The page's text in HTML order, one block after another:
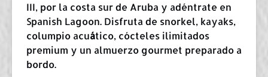
III, por la costa sur de Aruba y adéntrate en
Spanish Lagoon. Disfruta de snorkel, kayaks,
columpio acuático, cócteles ilimitados
premium y un almuerzo gourmet preparado a
bordo.